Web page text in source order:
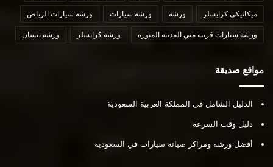
ميكانيكي كرايسلر ورشة ورشة سيارات ورشة سيارات الرياض
ورشة سيارات قريبة مني المدينة المنورة ورشة كرايسلر ورشة نيسان
مواقع صديقة
الدليل الشامل في المملكة العربية السعودية
دليل وقت السرعة
أفضل ورشة ومراكز صيانة سيارات في السعودية